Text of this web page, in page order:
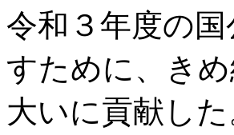
令和３年度の
すために、き
大いに貢献した